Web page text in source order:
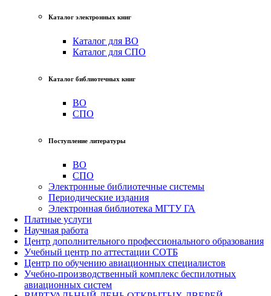
Каталог электронных книг
Каталог для ВО
Каталог для СПО
Каталог библиотечных книг
ВО
СПО
Поступление литературы
ВО
СПО
Электронные библиотечные системы
Периодические издания
Электронная библиотека МГТУ ГА
Платные услуги
Научная работа
Центр дополнительного профессионального образования
Учебный центр по аттестации СОТБ
Центр по обучению авиационных специалистов
Учебно-производственный комплекс беспилотных
авиационных систем